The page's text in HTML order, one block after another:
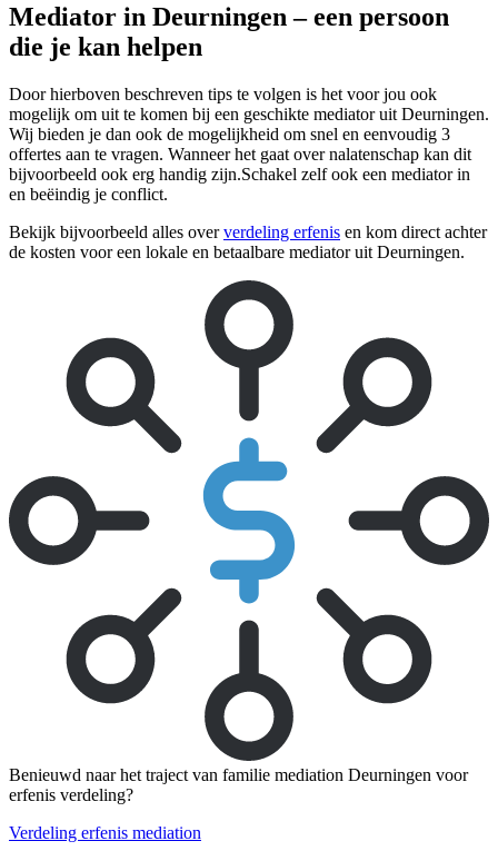
Mediator in Deurningen – een persoon
die je kan helpen
Door hierboven beschreven tips te volgen is het voor jou ook
mogelijk om uit te komen bij een geschikte mediator uit Deurningen.
Wij bieden je dan ook de mogelijkheid om snel en eenvoudig 3
offertes aan te vragen. Wanneer het gaat over nalatenschap kan dit
bijvoorbeeld ook erg handig zijn.Schakel zelf ook een mediator in
en beëindig je conflict.
Bekijk bijvoorbeeld alles oververdeling erfenis en kom direct achter
de kosten voor een lokale en betaalbare mediator uit Deurningen.
Benieuwd naar het traject van familie mediation Deurningen voor
erfenis verdeling?
Verdeling erfenis mediation